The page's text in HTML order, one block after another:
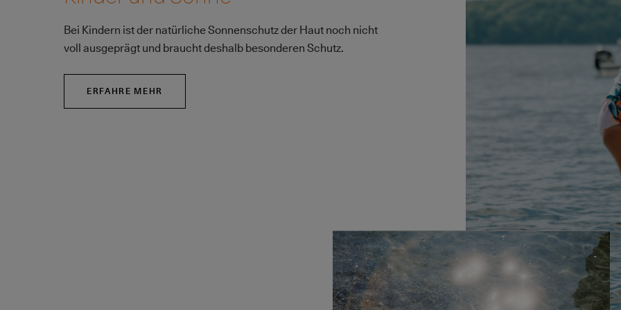
Bei Kindern ist der natürliche Sonnenschutz der Haut noch nicht
voll ausgeprägt und braucht deshalb besonderen Schutz.
ERFAHRE MEHR